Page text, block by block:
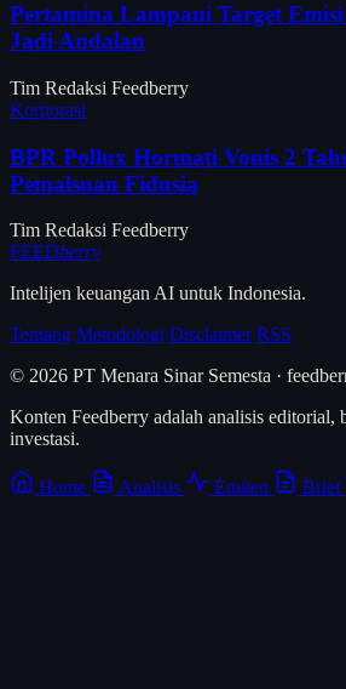
Pertamina Lampaui Target
Jadi Andalan
Tim Redaksi Feedberry
Korporasi
BPR Pollux Hormati Vonis 2
Pemalsuan Fidusia
Tim Redaksi Feedberry
FEEDberry
Intelijen keuangan AI untuk Indonesia.
Tentang Metodologi Disclaimer RSS
© 2026 PT Menara Sinar Semesta ·
Konten Feedberry adalah analisis editorial,
investasi.
Home Analisis Emiten Brief